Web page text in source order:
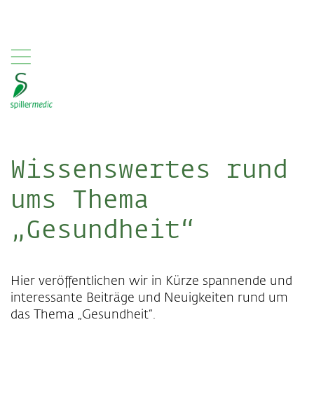
,
Wissenswertes rund
ums Thema
„Gesundheit“
Hier veröffentlichen wir in Kürze spannende und
interessante Beiträge und Neuigkeiten rund um
das Thema „Gesundheit“.